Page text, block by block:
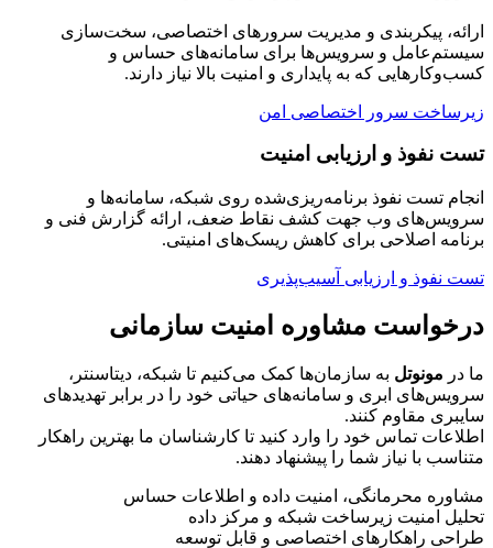
ارائه، پیکربندی و مدیریت سرورهای اختصاصی، سخت‌سازی
سیستم‌عامل و سرویس‌ها برای سامانه‌های حساس و
کسب‌وکارهایی که به پایداری و امنیت بالا نیاز دارند.
زیرساخت سرور اختصاصی امن
تست نفوذ و ارزیابی امنیت
انجام تست نفوذ برنامه‌ریزی‌شده روی شبکه، سامانه‌ها و
سرویس‌های وب جهت کشف نقاط ضعف، ارائه گزارش فنی و
برنامه اصلاحی برای کاهش ریسک‌های امنیتی.
تست نفوذ و ارزیابی آسیب‌پذیری
درخواست مشاوره امنیت سازمانی
ما در مونوتل به سازمان‌ها کمک می‌کنیم تا شبکه، دیتاسنتر،
سرویس‌های ابری و سامانه‌های حیاتی خود را در برابر تهدیدهای
سایبری مقاوم کنند.
اطلاعات تماس خود را وارد کنید تا کارشناسان ما بهترین راهکار
متناسب با نیاز شما را پیشنهاد دهند.
مشاوره محرمانگی، امنیت داده و اطلاعات حساس
تحلیل امنیت زیرساخت شبکه و مرکز داده
طراحی راهکارهای اختصاصی و قابل توسعه